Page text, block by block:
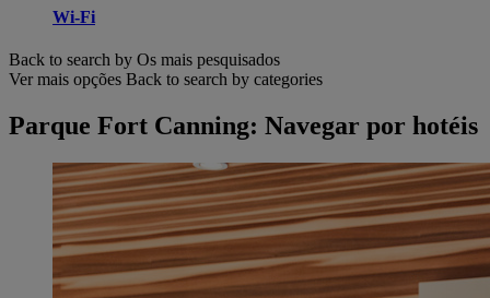
Wi-Fi
Back to search by Os mais pesquisados
Ver mais opções Back to search by categories
Parque Fort Canning: Navegar por hotéis